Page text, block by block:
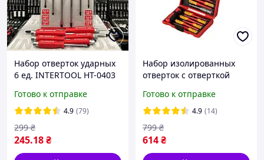
Набор отверток ударных
6 ед. INTERTOOL HT-0403
PH2, PH3
Готово к отправке
4.9 (79)
245.18₴
299 ₴
Набор изолированных
отверток с отверткой
Intertool YLP VT-3614
Готово к отправке
4.9 (14)
614₴
799 ₴